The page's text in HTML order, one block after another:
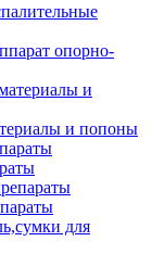
опорно-
и попоны